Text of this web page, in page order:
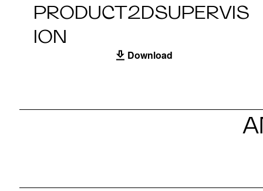
PRODUCT2DSUPERVIS
ION
Download